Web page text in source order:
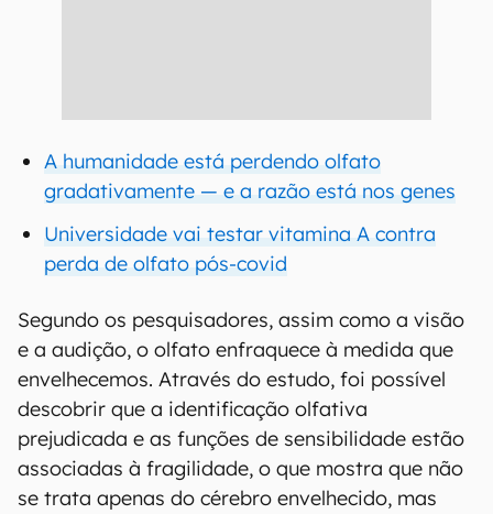
A humanidade está perdendo olfato
gradativamente — e a razão está nos genes
Universidade vai testar vitamina A contra
perda de olfato pós-covid
Segundo os pesquisadores, assim como a visão
e a audição, o olfato enfraquece à medida que
envelhecemos. Através do estudo, foi possível
descobrir que a identificação olfativa
prejudicada e as funções de sensibilidade estão
associadas à fragilidade, o que mostra que não
se trata apenas do cérebro envelhecido, mas